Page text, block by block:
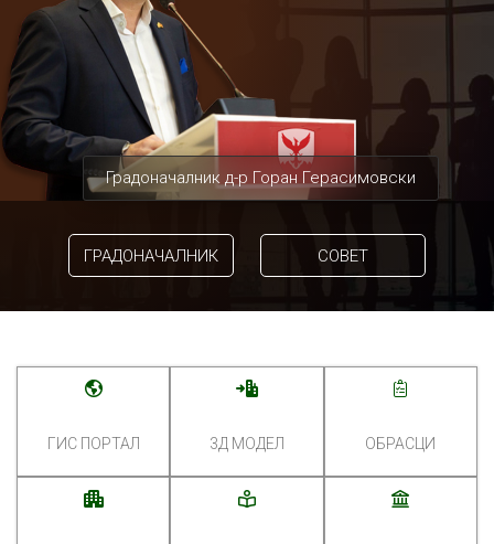
Градоначалник д-р Горан Герасимовски
ГРАДОНАЧАЛНИК СОВЕТ
ГИС ПОРТАЛ 3Д МОДЕЛ ОБРАСЦИ